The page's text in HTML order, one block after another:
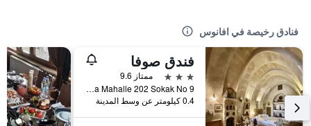
فنادق رخيصة في افانوس
فندق صوفا
3 نجوم
ممتاز 9.6
Orta Mahalle 202 Sokak No 9, افانوس, تركيا
0.4 كيلومتر عن وسط المدينة